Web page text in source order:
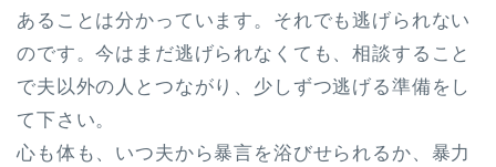
あることは分かっています。それでも逃げられない
のです。今はまだ逃げられなくても、相談すること
で夫以外の人とつながり、少しずつ逃げる準備をし
て下さい。
心も体も、いつ夫から暴言を浴びせられるか、暴力